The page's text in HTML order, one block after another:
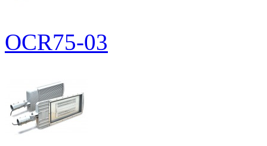
OCR75-03